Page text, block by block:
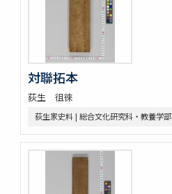
対聯拓本
荻生 徂徠
荻生家史料 | 総合文化研究科・教養学部